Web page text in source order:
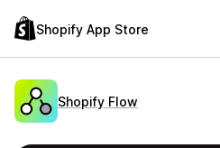
Shopify App Store
Shopify Flow